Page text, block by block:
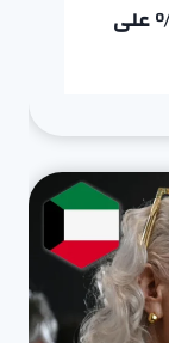
يعلن عن خصم 50% على